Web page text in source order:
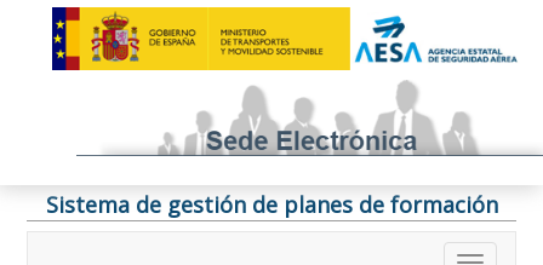
Sistema de gestión de planes de formación